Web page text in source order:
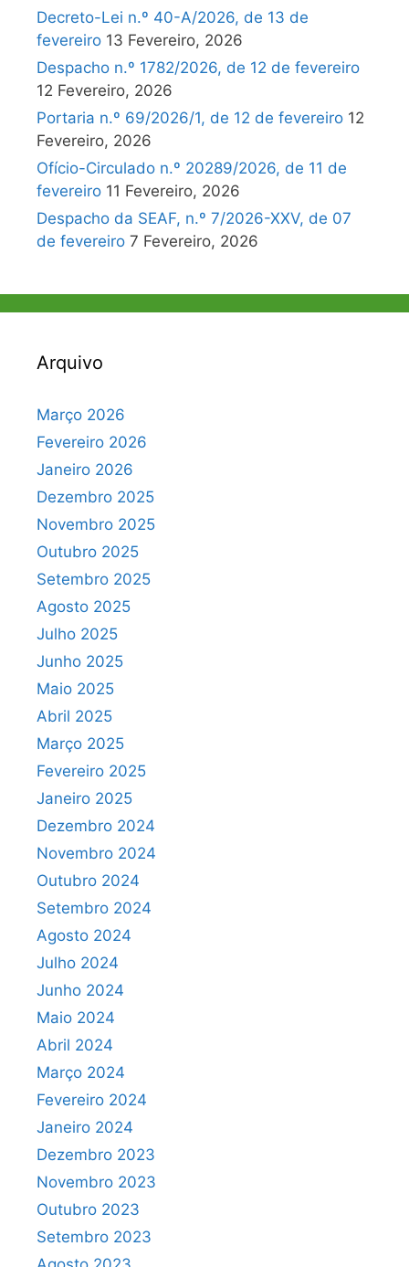
Decreto-Lei n.º 40-A/2026, de 13 de
fevereiro 13 Fevereiro, 2026
Despacho n.º 1782/2026, de 12 de fevereiro
12 Fevereiro, 2026
Portaria n.º 69/2026/1, de 12 de fevereiro 12
Fevereiro, 2026
Ofício-Circulado n.º 20289/2026, de 11 de
fevereiro 11 Fevereiro, 2026
Despacho da SEAF, n.º 7/2026-XXV, de 07
de fevereiro 7 Fevereiro, 2026
Arquivo
Março 2026
Fevereiro 2026
Janeiro 2026
Dezembro 2025
Novembro 2025
Outubro 2025
Setembro 2025
Agosto 2025
Julho 2025
Junho 2025
Maio 2025
Abril 2025
Março 2025
Fevereiro 2025
Janeiro 2025
Dezembro 2024
Novembro 2024
Outubro 2024
Setembro 2024
Agosto 2024
Julho 2024
Junho 2024
Maio 2024
Abril 2024
Março 2024
Fevereiro 2024
Janeiro 2024
Dezembro 2023
Novembro 2023
Outubro 2023
Setembro 2023